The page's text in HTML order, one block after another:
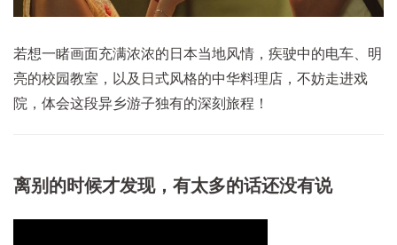
若想一睹画面充满浓浓的日本当地风情，疾驶中的电车、明
亮的校园教室，以及日式风格的中华料理店，不妨走进戏
院，体会这段异乡游子独有的深刻旅程！
离别的时候才发现，有太多的话还没有说